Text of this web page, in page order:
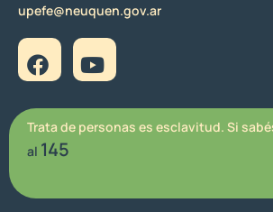
upefe@neuquen.gov.ar
Trata de personas es esclavitud. Si
al 145